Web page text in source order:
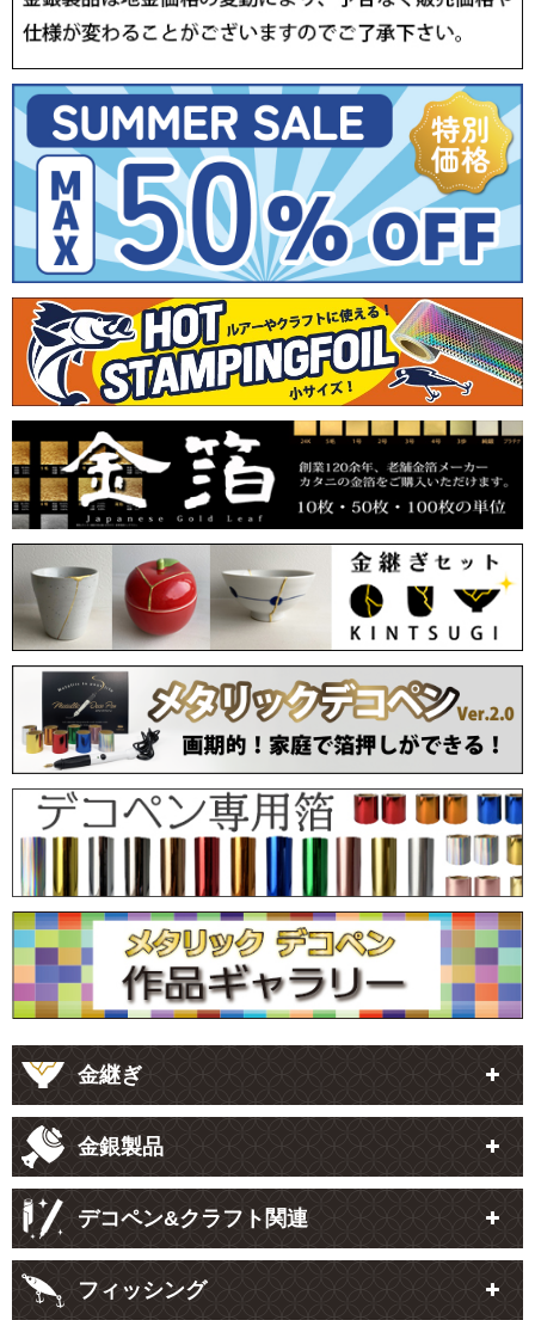
金継ぎ
金銀製品
デコペン&クラフト関連
フィッシング